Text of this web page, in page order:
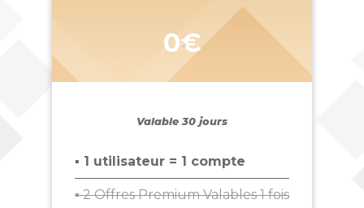
0€
Valable 30 jours
▪ 1 utilisateur = 1 compte
▪ 2 Offres Premium Valables 1 fois